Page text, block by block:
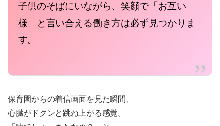
子供のそばにいながら、笑顔で「お互い
様」と言い合える働き方は必ず見つかりま
す。
保育園からの着信画面を見た瞬間、
心臓がドクンと跳ね上がる感覚。